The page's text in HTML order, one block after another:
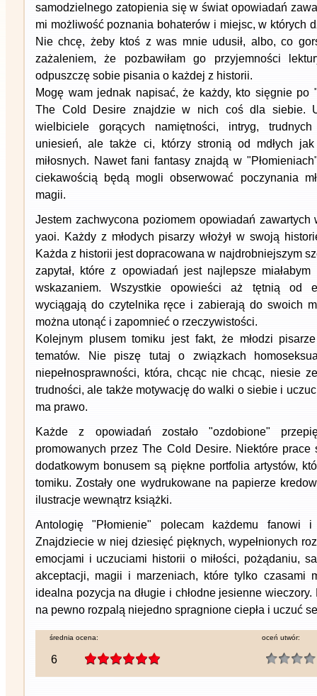
samodzielnego zatopienia się w świat opowiadań
mi możliwość poznania bohaterów i miejsc, w których
Nie chcę, żeby ktoś z was mnie udusił, albo, co
zażaleniem, że pozbawiłam go przyjemności
odpuszczę sobie pisania o każdej z historii.
Mogę wam jednak napisać, że każdy, kto sięgnie po
The Cold Desire znajdzie w nich coś dla siebie.
wielbiciele gorących namiętności, intryg, trudnych
uniesień, ale także ci, którzy stronią od mdłych
miłosnych. Nawet fani fantasy znajdą w
ciekawością będą mogli obserwować poczynania
magii.
Jestem zachwycona poziomem opowiadań zawartych
yaoi. Każdy z młodych pisarzy włożył w swoją
Każda z historii jest dopracowana w najdrobniejszym
zapytał, które z opowiadań jest najlepsze
wskazaniem. Wszystkie opowieści aż tętnią od
wyciągają do czytelnika ręce i zabierają do swoich
można utonąć i zapomnieć o rzeczywistości.
Kolejnym plusem tomiku jest fakt, że młodzi
tematów. Nie piszę tutaj o związkach
niepełnosprawności, która, chcąc nie chcąc, niesie
trudności, ale także motywację do walki o siebie i
ma prawo.
Każde z opowiadań zostało "ozdobione"
promowanych przez The Cold Desire. Niektóre
dodatkowym bonusem są piękne portfolia artystów,
tomiku. Zostały one wydrukowane na papierze
ilustracje wewnątrz książki.
Antologię "Płomienie" polecam każdemu fanowi
Znajdziecie w niej dziesięć pięknych, wypełnionych
emocjami i uczuciami historii o miłości, pożądaniu,
akceptacji, magii i marzeniach, które tylko czasami
idealna pozycja na długie i chłodne jesienne
na pewno rozpalą niejedno spragnione ciepła i uczuć
średnia ocena:
6
oceń utwór: